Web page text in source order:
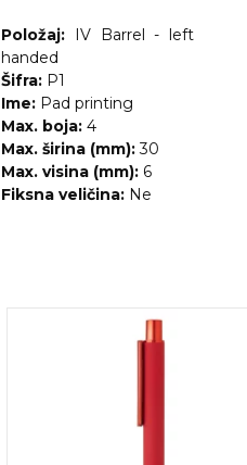
Položaj:
IV Barrel - left
handed
Šifra: P1
Ime: Pad printing
Max. boja: 4
Max. širina (mm): 30
Max. visina (mm): 6
Fiksna veličina: Ne